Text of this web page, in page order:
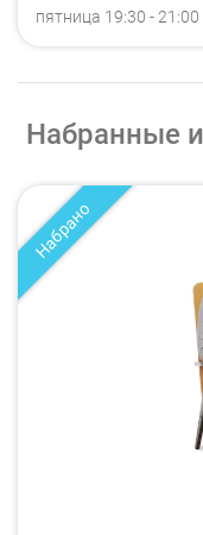
пятница 19:30 - 21:00
Набранные
Набрано